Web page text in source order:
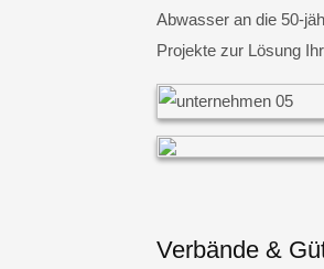
Abwasser an die 50-
Projekte zur Lösung
Verbände &